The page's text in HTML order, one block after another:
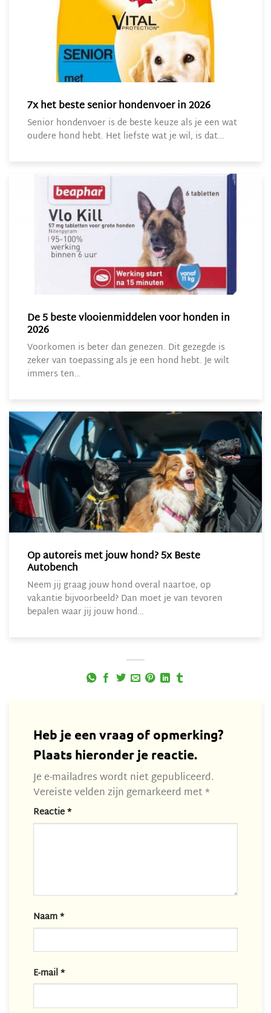
7x het beste senior hondenvoer in 2026
Senior hondenvoer is de beste keuze als je een wat
oudere hond hebt. Het liefste wat je wil, is dat…
De 5 beste vlooienmiddelen voor honden in
2026
Voorkomen is beter dan genezen. Dit gezegde is
zeker van toepassing als je een hond hebt. Je wilt
immers ten…
Op autoreis met jouw hond? 5x Beste
Autobench
Neem jij graag jouw hond overal naartoe, op
vakantie bijvoorbeeld? Dan moet je van tevoren
bepalen waar jij jouw hond…
Heb je een vraag of opmerking?
Plaats hieronder je reactie.
Je e-mailadres wordt niet gepubliceerd.
Vereiste velden zijn gemarkeerd met*
Reactie*
Naam*
E-mail*